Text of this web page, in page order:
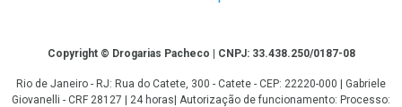
CopyrightCopyright © Drogarias Pacheco | CNPJ: 33.438.250/0187-08
Rio de Janeiro - RJ: Rua do Catete, 300 - Catete - CEP: 22220-000 | Gabriele
Giovanelli - CRF 28127 | 24 horas| Autorização de funcionamento: Processo: